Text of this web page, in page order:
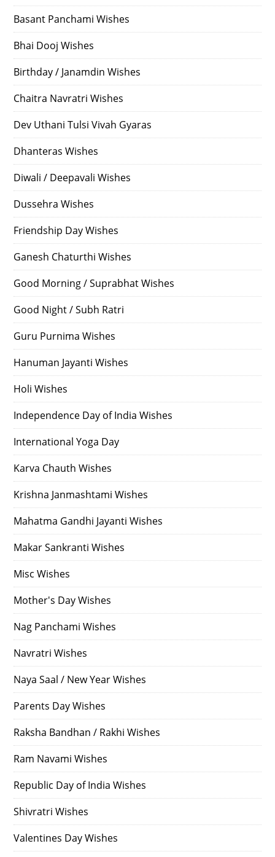
Basant Panchami Wishes
Bhai Dooj Wishes
Birthday / Janamdin Wishes
Chaitra Navratri Wishes
Dev Uthani Tulsi Vivah Gyaras
Dhanteras Wishes
Diwali / Deepavali Wishes
Dussehra Wishes
Friendship Day Wishes
Ganesh Chaturthi Wishes
Good Morning / Suprabhat Wishes
Good Night / Subh Ratri
Guru Purnima Wishes
Hanuman Jayanti Wishes
Holi Wishes
Independence Day of India Wishes
International Yoga Day
Karva Chauth Wishes
Krishna Janmashtami Wishes
Mahatma Gandhi Jayanti Wishes
Makar Sankranti Wishes
Misc Wishes
Mother's Day Wishes
Nag Panchami Wishes
Navratri Wishes
Naya Saal / New Year Wishes
Parents Day Wishes
Raksha Bandhan / Rakhi Wishes
Ram Navami Wishes
Republic Day of India Wishes
Shivratri Wishes
Valentines Day Wishes